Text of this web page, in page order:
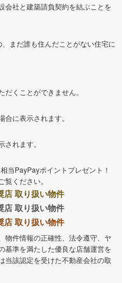
屋川市
原市
原市
大阪市
條畷市
阪狭山市
会社と建築請負契約を結ぶことを
まだ誰も住んだことがない住宅に
くことができません。
に表示されます。
れます。
当PayPayポイントプレゼント！
覧ください。
店 取り扱い物件
店 取り扱い物件
店 取り扱い物件
物件情報の正確性、法令遵守、ヤ
基準を満たした優良な店舗運営を
当該認定を受けた不動産会社の取